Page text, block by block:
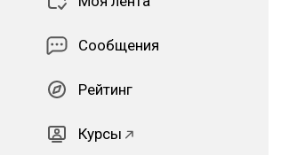
Сообщения
Рейтинг
Курсы